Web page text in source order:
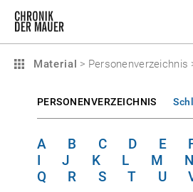
Material > Personenverzeichnis
PERSONENVERZEICHNIS
A B C D E
I
J K L M N
Q
R S T U